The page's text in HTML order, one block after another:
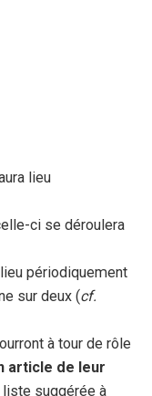
lieu
ci se déroulera
périodiquement
sur deux (cf.
à tour de rôle
article de leur
liste suggérée à